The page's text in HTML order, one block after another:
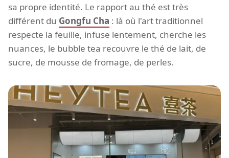
sa propre identité. Le rapport au thé est très
différent du Gongfu Cha : là où l'art traditionnel
respecte la feuille, infuse lentement, cherche les
nuances, le bubble tea recouvre le thé de lait, de
sucre, de mousse de fromage, de perles.